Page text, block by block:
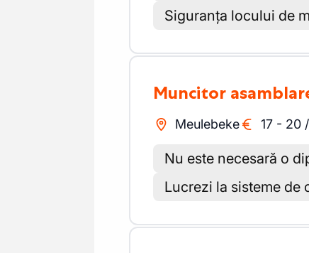
Siguranța locului de
Muncitor
Meulebeke 17 - 20 /
Nu este necesară o
Lucrezi la sisteme de